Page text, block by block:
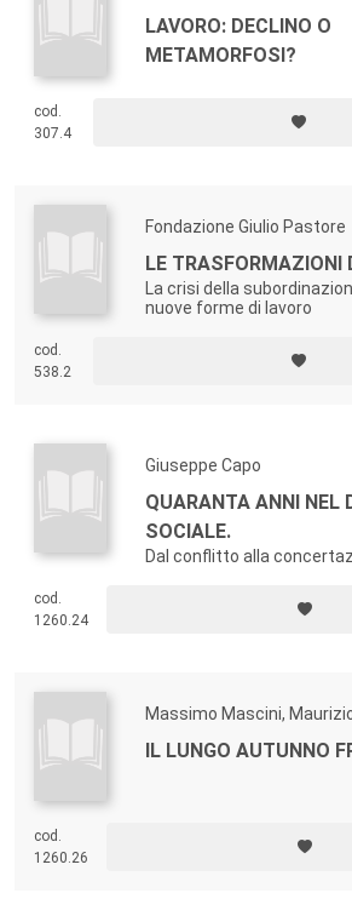
LAVORO: DECLINO O
METAMORFOSI?
cod.
307.4
Fondazione Giulio Pastore
LE TRASFORMAZIONI
La crisi della
nuove forme di lavoro
cod.
538.2
Giuseppe Capo
QUARANTA ANNI NEL
SOCIALE.
Dal conflitto alla
cod.
1260.24
Massimo Mascini,
IL LUNGO AUTUNNO
cod.
1260.26